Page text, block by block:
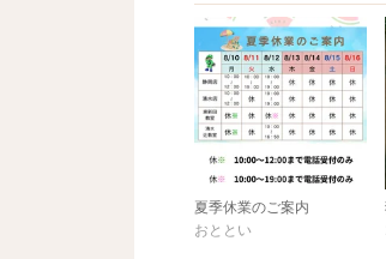
夏季休業のご案内
おととい